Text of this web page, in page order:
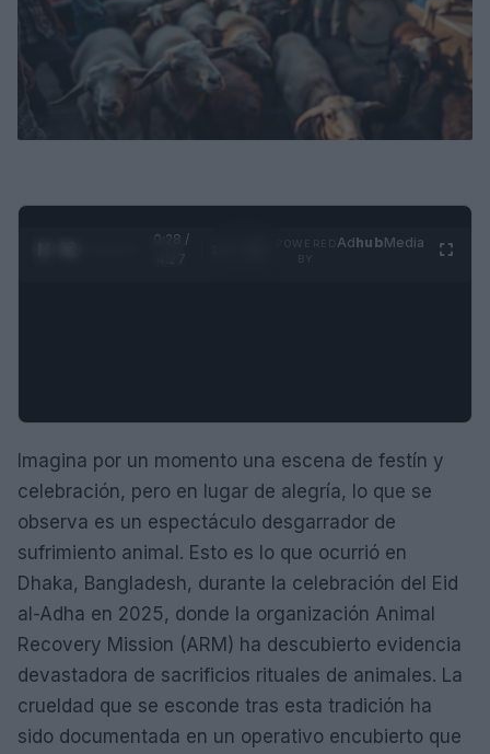
0:29 /
AdhubMedia
Imagina por un momento una escena de festín y
celebración, pero en lugar de alegría, lo que se
observa es un espectáculo desgarrador de
sufrimiento animal. Esto es lo que ocurrió en
Dhaka, Bangladesh, durante la celebración del Eid
al-Adha en 2025, donde la organización Animal
Recovery Mission (ARM) ha descubierto evidencia
devastadora de sacrificios rituales de animales. La
crueldad que se esconde tras esta tradición ha
sido documentada en un operativo encubierto que